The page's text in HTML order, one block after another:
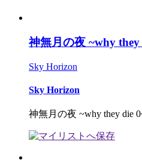
神無月の夜 ~why they
Sky Horizon
Sky Horizon
神無月の夜 ~why they die